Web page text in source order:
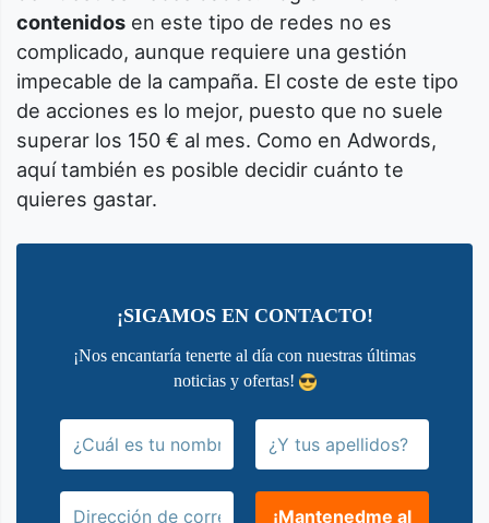
contenidos en este tipo de redes no es
complicado, aunque requiere una gestión
impecable de la campaña. El coste de este tipo
de acciones es lo mejor, puesto que no suele
superar los 150 € al mes. Como en Adwords,
aquí también es posible decidir cuánto te
quieres gastar.
¡SIGAMOS EN CONTACTO!
¡Nos encantaría tenerte al día con nuestras últimas
noticias y ofertas!